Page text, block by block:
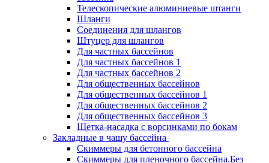
Телескопические алюминиевые штанги
Шланги
Соединения для шлангов
Штуцер для шлангов
Для частных бассейнов
Для частных бассейнов 1
Для частных бассейнов 2
Для общественных бассейнов
Для общественных бассейнов 1
Для общественных бассейнов 2
Для общественных бассейнов 3
Щетка-насадка с ворсинками по бокам
Закладные в чашу бассейна
Скиммеры для бетонного бассейна
Скиммеры для пленочного бассейна.Без